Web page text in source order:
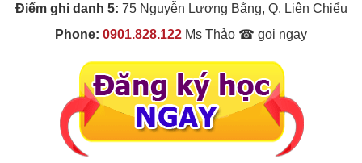
Điểm ghi danh 5: 75 Nguyễn Lương Bằng, Q. Liên Chiểu
Phone: 0901.828.122 Ms Thảo ☎ gọi ngay